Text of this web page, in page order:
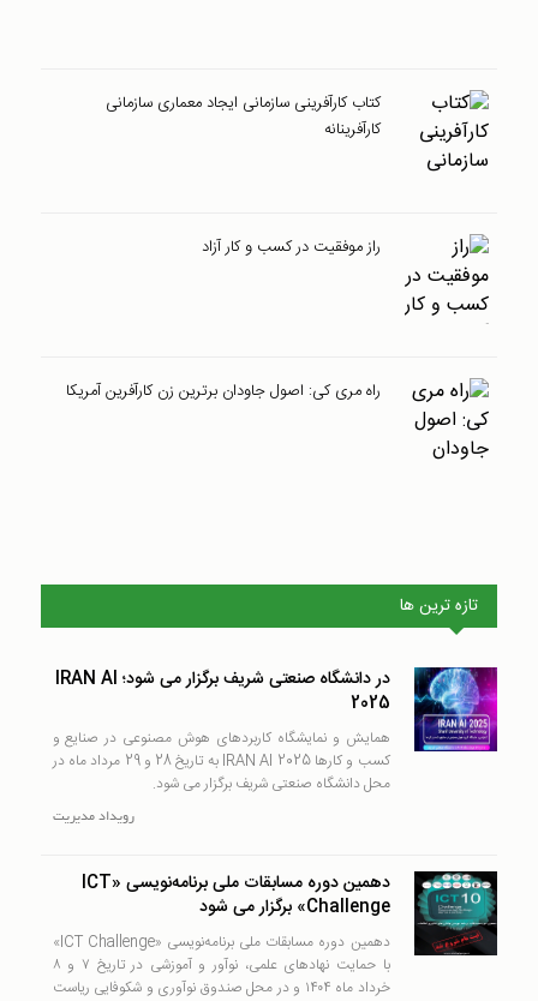
کتاب کارآفرینی سازمانی ایجاد معماری سازمانی
کارآفرینانه
راز موفقیت در کسب و کار آزاد
راه مری کی: اصول جاودان برترین زن کارآفرین آمریکا
تازه ترین ها
در دانشگاه صنعتی شریف برگزار می شود؛ IRAN AI
2025
همایش و نمایشگاه کاربردهای هوش مصنوعی در صنایع و
کسب و کارها IRAN AI 2025 به تاریخ 28 و 29 مرداد ماه در
محل دانشگاه صنعتی شریف برگزار می شود.
رويدادمدیریت
دهمین دوره مسابقات ملی برنامه‌نویسی «ICT
Challenge» برگزار می شود
دهمین دوره مسابقات ملی برنامه‌نویسی «ICT Challenge»
با حمایت نهادهای علمی، نوآور و آموزشی در تاریخ ۷ و ۸
خرداد ماه ۱۴۰۴ و در محل صندوق نوآوری و شکوفایی ریاست